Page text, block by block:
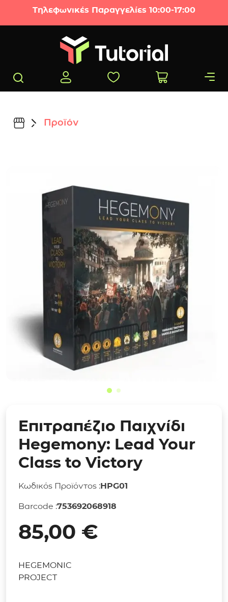
Μετάβαση στο περιεχόμενο
Τηλεφωνικές Παραγγελίες 10:00-17:00
Προϊόν
Επιτραπέζιο Παιχνίδι
Hegemony: Lead Your
Class to Victory
Κωδικός Προϊόντος :HPG01
Barcode :753692068918
85,00 €
HEGEMONIC
PROJECT